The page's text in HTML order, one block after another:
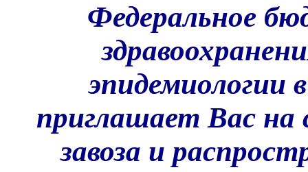
Федеральное
эпидемиологии
приглашает Вас
завоза и